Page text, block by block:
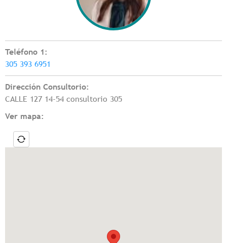
Teléfono 1:
305 393 6951
Dirección Consultorio:
CALLE 127 14-54 consultorio 305
Ver mapa: